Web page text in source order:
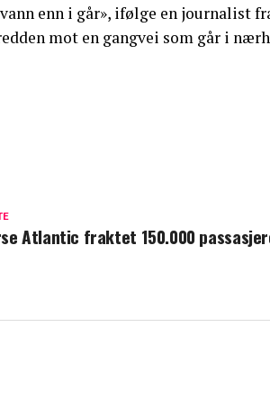
enn i går», ifølge en journalist
mot en gangvei som går i
Atlantic fraktet 150.000